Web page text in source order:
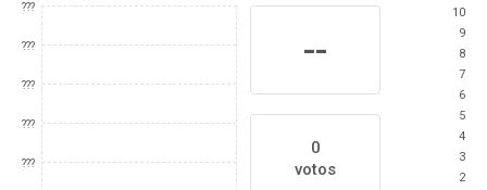
???
???
???
???
???
--
0
votos
10
9
8
7
6
5
4
3
2